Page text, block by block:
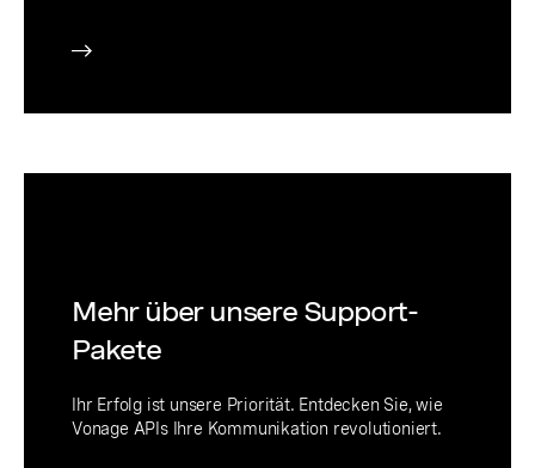
Mehr über unsere Support-
Pakete
Ihr Erfolg ist unsere Priorität. Entdecken Sie, wie
Vonage APIs Ihre Kommunikation revolutioniert.